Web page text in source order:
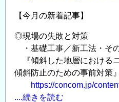
度
究
始
分）
の
【今月の新着記事】
◎現場の失敗と対策
・基礎工事／新工法・そ
『傾斜した地層における
傾斜防止のための事前対策』
https://concom.jp/
....続きを読む